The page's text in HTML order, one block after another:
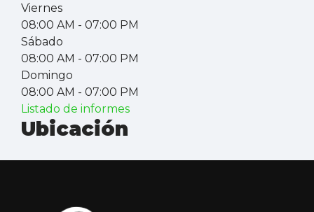
Viernes
08:00 AM - 07:00 PM
Sábado
08:00 AM - 07:00 PM
Domingo
08:00 AM - 07:00 PM
Listado de informes
Ubicación